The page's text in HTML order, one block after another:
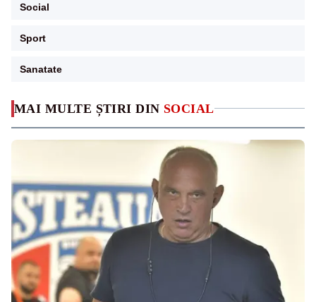
MAI MULTE ȘTIRI DIN SOCIAL
Social
Sport
Sanatate